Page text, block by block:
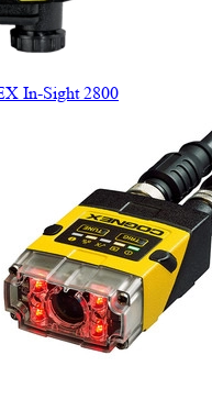
In-Sight 2800